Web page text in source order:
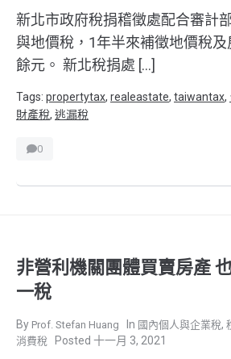
新北市政府稅捐稽徵處配合審計
與地價稅，1年半來補徵地價稅
餘元。 新北稅捐處 […]
Tags: propertytax, realeastate, taiwantax,
財產稅, 逃漏稅
0
非營利機關團體買賣房產
一稅
Prof. Stefan Huang 國內個人與企業稅,
消費稅
十一月 3, 2021